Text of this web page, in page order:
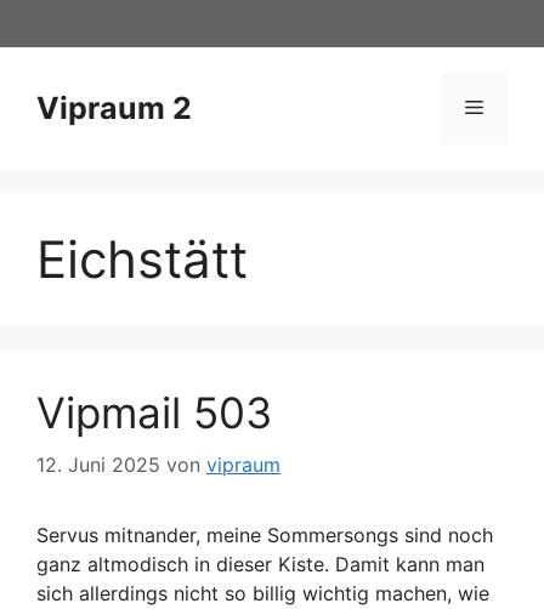
Inhalt
Vipraum 2 Menü
Eichstätt
Vipmail 503
12. Juni 2025 von vipraum
Servus mitnander, meine Sommersongs sind noch
ganz altmodisch in dieser Kiste. Damit kann man
sich allerdings nicht so billig wichtig machen, wie